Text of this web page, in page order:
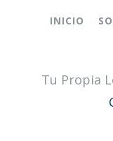
INICIO
Tu Propia